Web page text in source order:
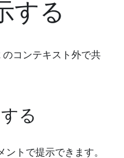
する
コンテキスト外で共
る
トで提示できます。